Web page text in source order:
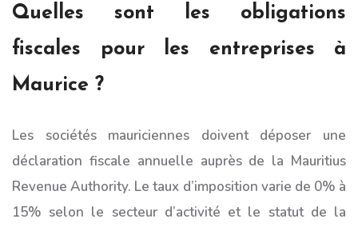
Quelles sont les obligations
fiscales pour les entreprises à
Maurice ?
Les sociétés mauriciennes doivent déposer une
déclaration fiscale annuelle auprès de la Mauritius
Revenue Authority. Le taux d’imposition varie de 0% à
15% selon le secteur d’activité et le statut de la